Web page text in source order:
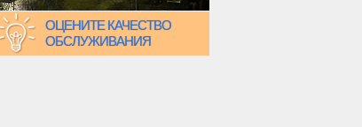
ОЦЕНИТЕ КАЧЕСТВО
ОБСЛУЖИВАНИЯ